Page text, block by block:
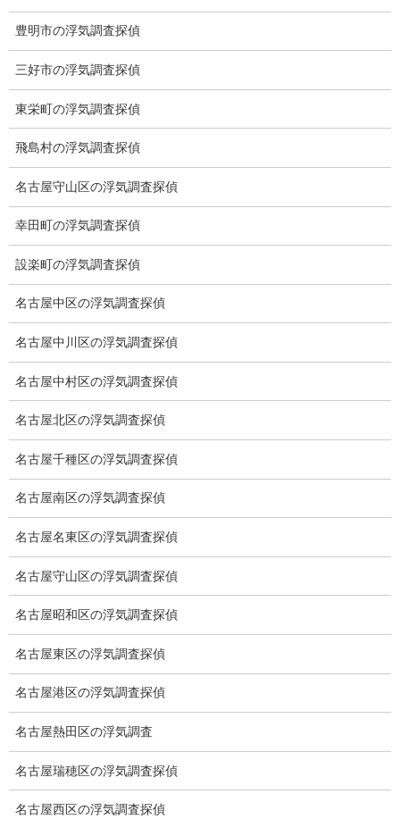
弊社は秘密を守り迅速・丁寧にご対応し、その分野の専門の探偵
が証拠収集に全力を尽くします。
調査終了後は問題解決のために弁護士紹介をはじめ、アフターフ
ォローを大切にいたします。
弊社はご依頼人を第一に考えております。
ミライリサーチ 代表 山本英雄
個人情報保護法の徹底が信頼の証
当社は個人情報保護法を遵守いたし
ます。
問題、個人情報の不正取得問題から
の通りです。
情報をお預かりする大切な部分と考
えております。
当社は「信頼と安心」を最重要とし長年の探偵経験を持ち、個人
情報保護士である所長がご相談、ご契約を承ります。
一般財団法人全日本情報学習振興協会
個人情報保護士 山本英雄
無料相談専用電話 10:00～17:00〔不定休〕
070-2678-3739
営業電話・非通知電話・公衆電話等お断り
お問い合わせフォーム
総合探偵社ミライリサーチ
豊明市の浮気調査探偵
三好市の浮気調査探偵
東栄町の浮気調査探偵
飛島村の浮気調査探偵
名古屋守山区の浮気調査探偵
幸田町の浮気調査探偵
設楽町の浮気調査探偵
名古屋中区の浮気調査探偵
名古屋中川区の浮気調査探偵
名古屋中村区の浮気調査探偵
名古屋北区の浮気調査探偵
名古屋千種区の浮気調査探偵
名古屋南区の浮気調査探偵
名古屋名東区の浮気調査探偵
名古屋守山区の浮気調査探偵
名古屋昭和区の浮気調査探偵
名古屋東区の浮気調査探偵
名古屋港区の浮気調査探偵
名古屋熱田区の浮気調査
名古屋瑞穂区の浮気調査探偵
名古屋西区の浮気調査探偵